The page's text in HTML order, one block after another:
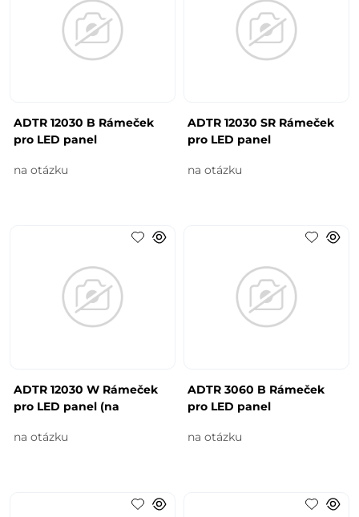
ADTR 12030 B Rámeček
pro LED panel
na otázku
ADTR 12030 SR Rámeček
pro LED panel
na otázku
ADTR 12030 W Rámeček
pro LED panel (na
na otázku
ADTR 3060 B Rámeček
pro LED panel
na otázku